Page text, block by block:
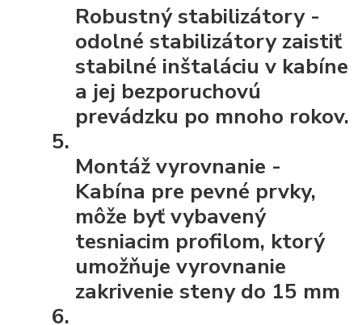
Robustný stabilizátory -
odolné stabilizátory zaistiť
stabilné inštaláciu v kabíne
a jej bezporuchovú
prevádzku po mnoho rokov.
Montáž vyrovnanie -
Kabína pre pevné prvky,
môže byť vybavený
tesniacim profilom, ktorý
umožňuje vyrovnanie
zakrivenie steny do 15 mm